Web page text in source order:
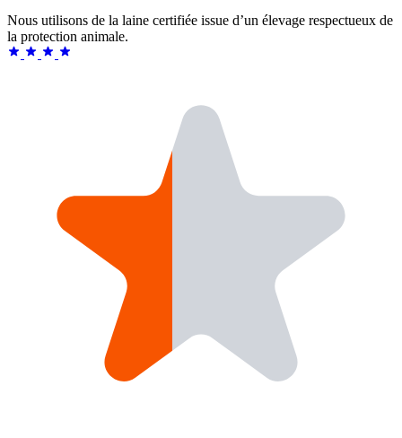
Nous utilisons de la laine certifiée issue d’un élevage respectueux de
la protection animale.